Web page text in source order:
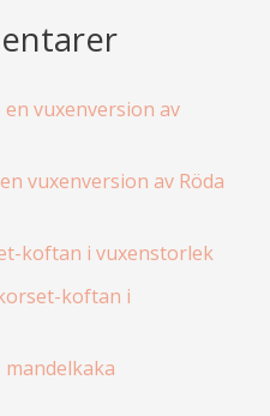
vuxenversion av
vuxenversion av Röda
koftan i vuxenstorlek
koftan i